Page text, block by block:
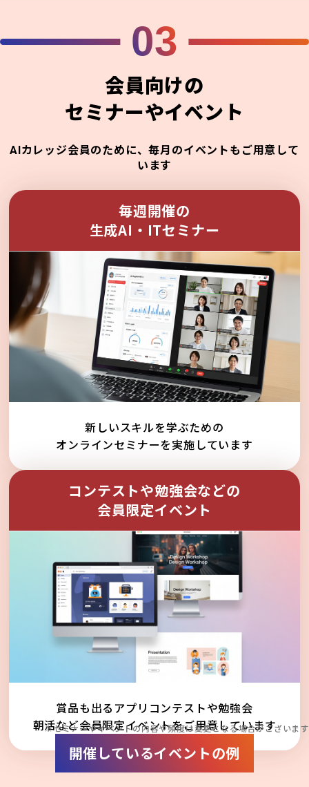
03
会員向けの
セミナーやイベント
AIカレッジ会員のために、毎月のイベントもご用意して
います
毎週開催の
生成AI・ITセミナー
新しいスキルを学ぶための
オンラインセミナーを実施しています
コンテストや勉強会などの
会員限定イベント
賞品も出るアプリコンテストや勉強会
朝活など会員限定イベントをご用意しています
※セミナーやイベントの内容や頻度は変更となる場合がございます
開催しているイベントの例